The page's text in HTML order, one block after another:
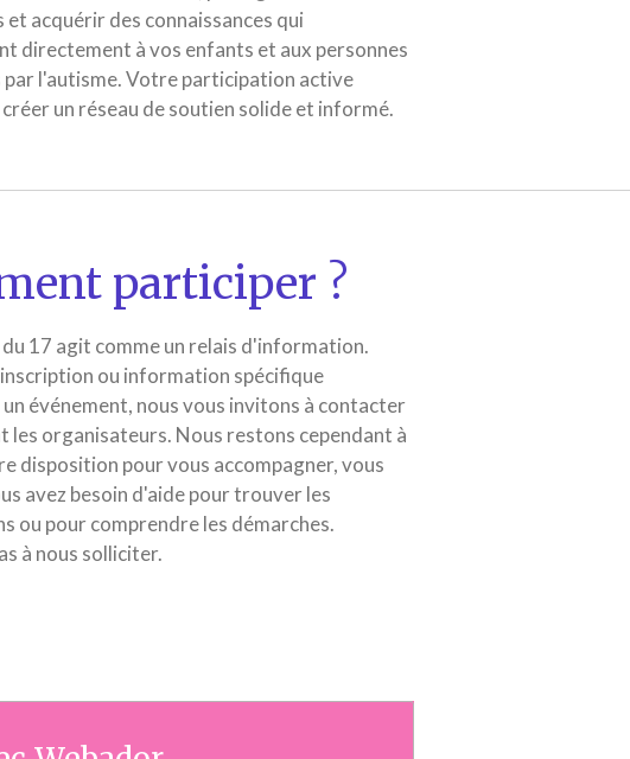
et acquérir des connaissances qui
directement à vos enfants et aux personnes
par l'autisme. Votre participation active
un réseau de soutien solide et informé.
participer ?
du 17 agit comme un relais d'information.
ou information spécifique
événement, nous vous invitons à contacter
les organisateurs. Nous restons cependant à
disposition pour vous accompagner, vous
avez besoin d'aide pour trouver les
ou pour comprendre les démarches.
à nous solliciter.